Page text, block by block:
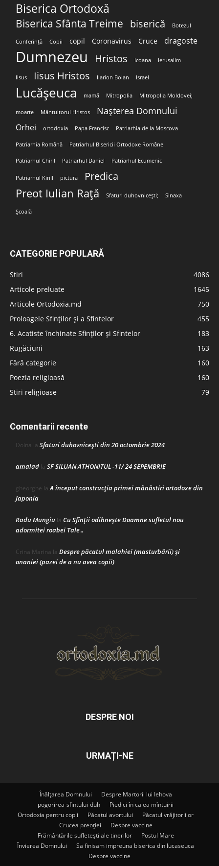
Biserica Ortodoxă
Biserica Sfânta Treime biserică Botezul
Conferință Copii copil Coronavirus Cruce dragoste
Dumnezeu Hristos Icoana Ierusalim
Iisus Iisus Hristos Ilarion Boian Israel
Lucășeuca mamă Mitropolia Mitropolia Moldovei;
moarte Mântuitorul Hristos Nașterea Domnului
Orhei ortodoxia Papa Francisc Patriarhia de la Moscova
Patriarhia Română Patriarhul Bisericii Ortodoxe Române
Patriarhul Chiril Patriarhul Daniel Patriarhul Ecumenic
Patriarhul Kirill pictura Predica
Preot Iulian Rață Sfaturi duhovnicești; Sinaxa
Școală
CATEGORIE POPULARĂ
Stiri
4086
Articole preluate
1645
Articole Ortodoxia.md
750
Proloagele Sfinților și a Sfintelor
455
6. Acatiste închinate Sfinților și Sfintelor
183
Rugăciuni
163
Fără categorie
160
Poezia religioasă
160
Stiri religioase
79
Comentarii recente
Doina la Sfaturi duhovnicești din 20 octombrie 2024
amalad la SF SILUAN ATHONITUL -11/ 24 SEPEMBRIE
gheorghe laA început construcţia primei mănăstiri ortodoxe din
Japonia
Radu Mungiu la Cu Sfinții odihnește Doamne sufletul nou
adormitei roabei Tale…
Crina Marina la Despre păcatul malahiei (masturbării) şi
onaniei (pazei de a nu avea copii)
DESPRE NOI
URMAȚI-NE
Înălțarea Domnului
Despre Martorii lui Iehova
pogorirea-sfintului-duh
Piedici în calea mîntuirii
Ortodoxia pentru copii
Păcatul avortului
Păcatul vrăjitoriilor
Crucea preoției
Despre vaccine
Frământările sufletești ale tinerilor
Postul Mare
Învierea Domnului
Sa finisam impreuna biserica din lucaseuca
Despre vaccine